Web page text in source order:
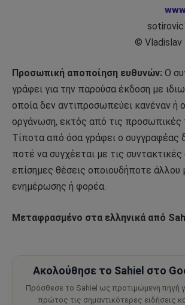
© Vladislav
Προσωπική αποποίηση ευθυνών: Ο
γράφει για την παρούσα έκδοση με
οποία δεν αντιπροσωπεύει κανέναν ή
οργάνωση, εκτός από τις προσωπικές
Τίποτα από όσα γράφει ο συγγραφέας
ποτέ να συγχέεται με τις
επίσημες θέσεις οποιουδήποτε άλλου
ενημέρωσης ή φορέα.
Μεταφρασμένο στα ελληνικά από
Ακολούθησε το Sahiel στο
Πρόσθεσε το Sahiel ως προτιμώμενη πηγή
πρώτος τις σημαντικότερες ειδήσεις